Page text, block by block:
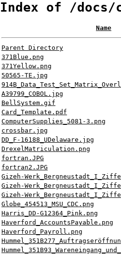
Index of /docs/
Name
Parent Directory
371Blue.png
371Yellow.png
50565-TE.jpg
A39799_COBOL.jpg
BellSystem.gif
Card_Template.pdf
ComputerSupplies_5081-3.png
crossbar.jpg
DD_F-16188_UDelaware.jpg
DrexelMatriculation.png
fortran.JPG
fortran2.JPG
Gizeh-
Gizeh-
Gizeh-
Globe_454513_MSU_CDC.png
Harris_DD-G12364_Pink.png
Haverford_AccountsPayable.png
Haverford_Payroll.png